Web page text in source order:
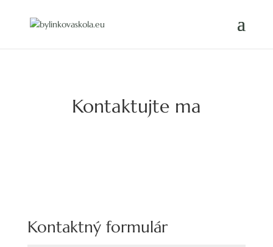
Kontaktujte ma
Kontaktný formulár